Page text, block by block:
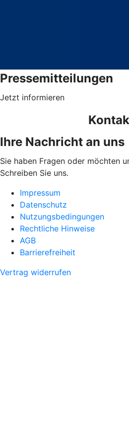
Pressemitteilungen
Jetzt informieren
Ihre Nachricht an uns
Sie haben Fragen oder möchten
Schreiben Sie uns.
Impressum
Datenschutz
Nutzungsbedingungen
Rechtliche Hinweise
AGB
Barrierefreiheit
Vertrag widerrufen